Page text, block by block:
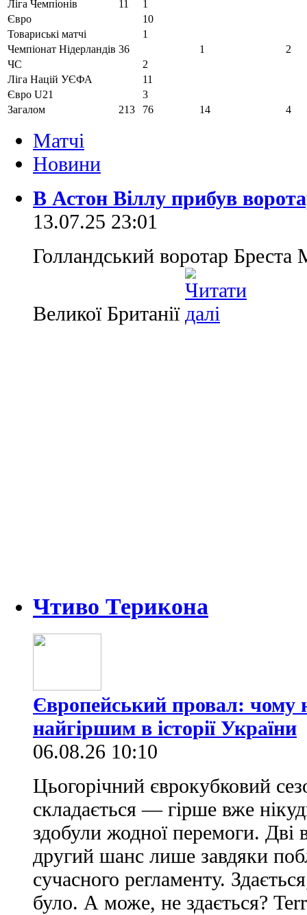
Ліга Чемпіонів 11
1
Євро
10
Товариські матчі
1
Чемпіонат Нідерландів 36 1
2
ЧС
2
Ліга Націй УЄФА
11
Євро U21
3
Загалом
213 76 14 4
Матчi
Новини
В Астон Віллу прибув
13.07.25 23:01
Голландський воротар Бреста
Великої Британії
Чтиво Терикона
Європейський провал: чому
найгіршим в історії України
06.08.26 10:10
Цьогорічний єврокубковий
складається — гірше вже
здобули жодної перемоги.
другий шанс лише завдяки
сучасного регламенту.
було. А може, не здається?